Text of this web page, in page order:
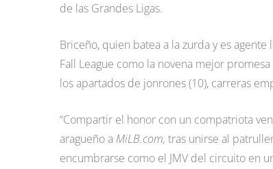
de las Grandes Ligas.
Briceño, quien batea a la zurda y es
Fall League como la novena mejor
los apartados de jonrones (10), carreras
“Compartir el honor con un compatriota
aragueño a MiLB.com, tras unirse al
encumbrarse como el JMV del circuito en